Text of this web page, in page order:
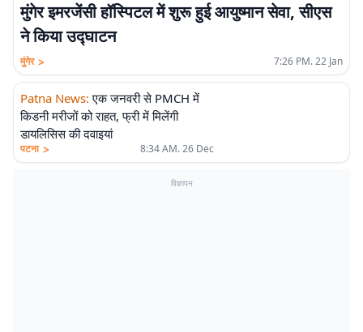
मुंगेर इमरजेंसी हॉस्पिटल में शुरू हुई आयुष्मान सेवा, सीएस
ने किया उद्घाटन
मुंगेर > 7:26 PM. 22 Jan
Patna News: एक जनवरी से PMCH में
किडनी मरीजों को राहत, फ्री में मिलेंगी
डायलिसिस की दवाइयां
पटना > 8:34 AM. 26 Dec
विज्ञापन